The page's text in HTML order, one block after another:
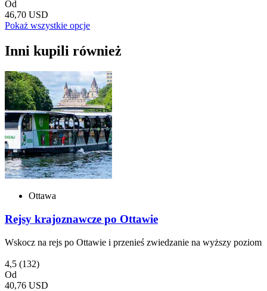
Od
46,70 USD
Pokaż wszystkie opcje
Inni kupili również
Ottawa
Rejsy krajoznawcze po Ottawie
Wskocz na rejs po Ottawie i przenieś zwiedzanie na wyższy poziom
4,5 (132)
Od
40,76 USD